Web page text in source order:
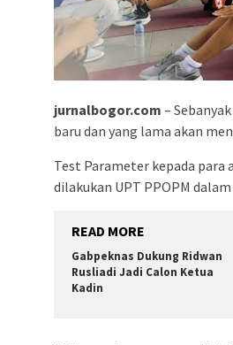
jurnalbogor.com –
baru dan yang lama akan
Test Parameter kepada
dilakukan UPT PPOPM
READ MORE
Gabpeknas Dukung Ridwan
Rusliadi Jadi Calon Ketua
Kadin